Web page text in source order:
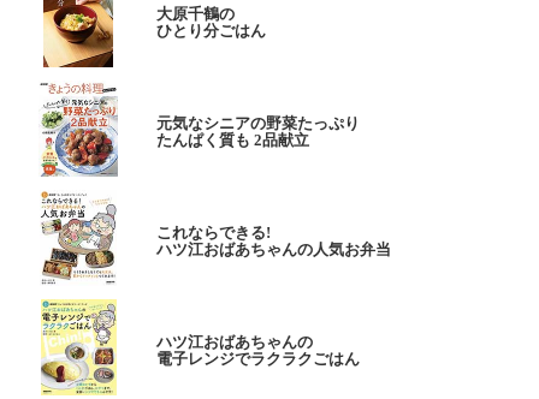
大原千鶴の
ひとり分ごはん
元気なシニアの野菜たっぷり
たんぱく質も 2品献立
これならできる!
ハツ江おばあちゃんの人気お弁当
ハツ江おばあちゃんの
電子レンジでラクラクごはん